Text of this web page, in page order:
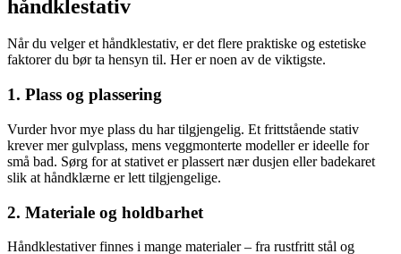
håndklestativ
Når du velger et håndklestativ, er det flere praktiske og estetiske
faktorer du bør ta hensyn til. Her er noen av de viktigste.
1. Plass og plassering
Vurder hvor mye plass du har tilgjengelig. Et frittstående stativ
krever mer gulvplass, mens veggmonterte modeller er ideelle for
små bad. Sørg for at stativet er plassert nær dusjen eller badekaret
slik at håndklærne er lett tilgjengelige.
2. Materiale og holdbarhet
Håndklestativer finnes i mange materialer – fra rustfritt stål og